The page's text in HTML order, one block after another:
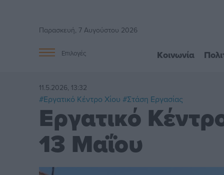
Παρασκευή, 7 Αυγούστου 2026
Επιλογές Κοινωνία
11.5.2026, 13:32
#Εργατικό Κέντρο Χίου #Στάση Εργασίας
Εργατικό
13 Μαΐου